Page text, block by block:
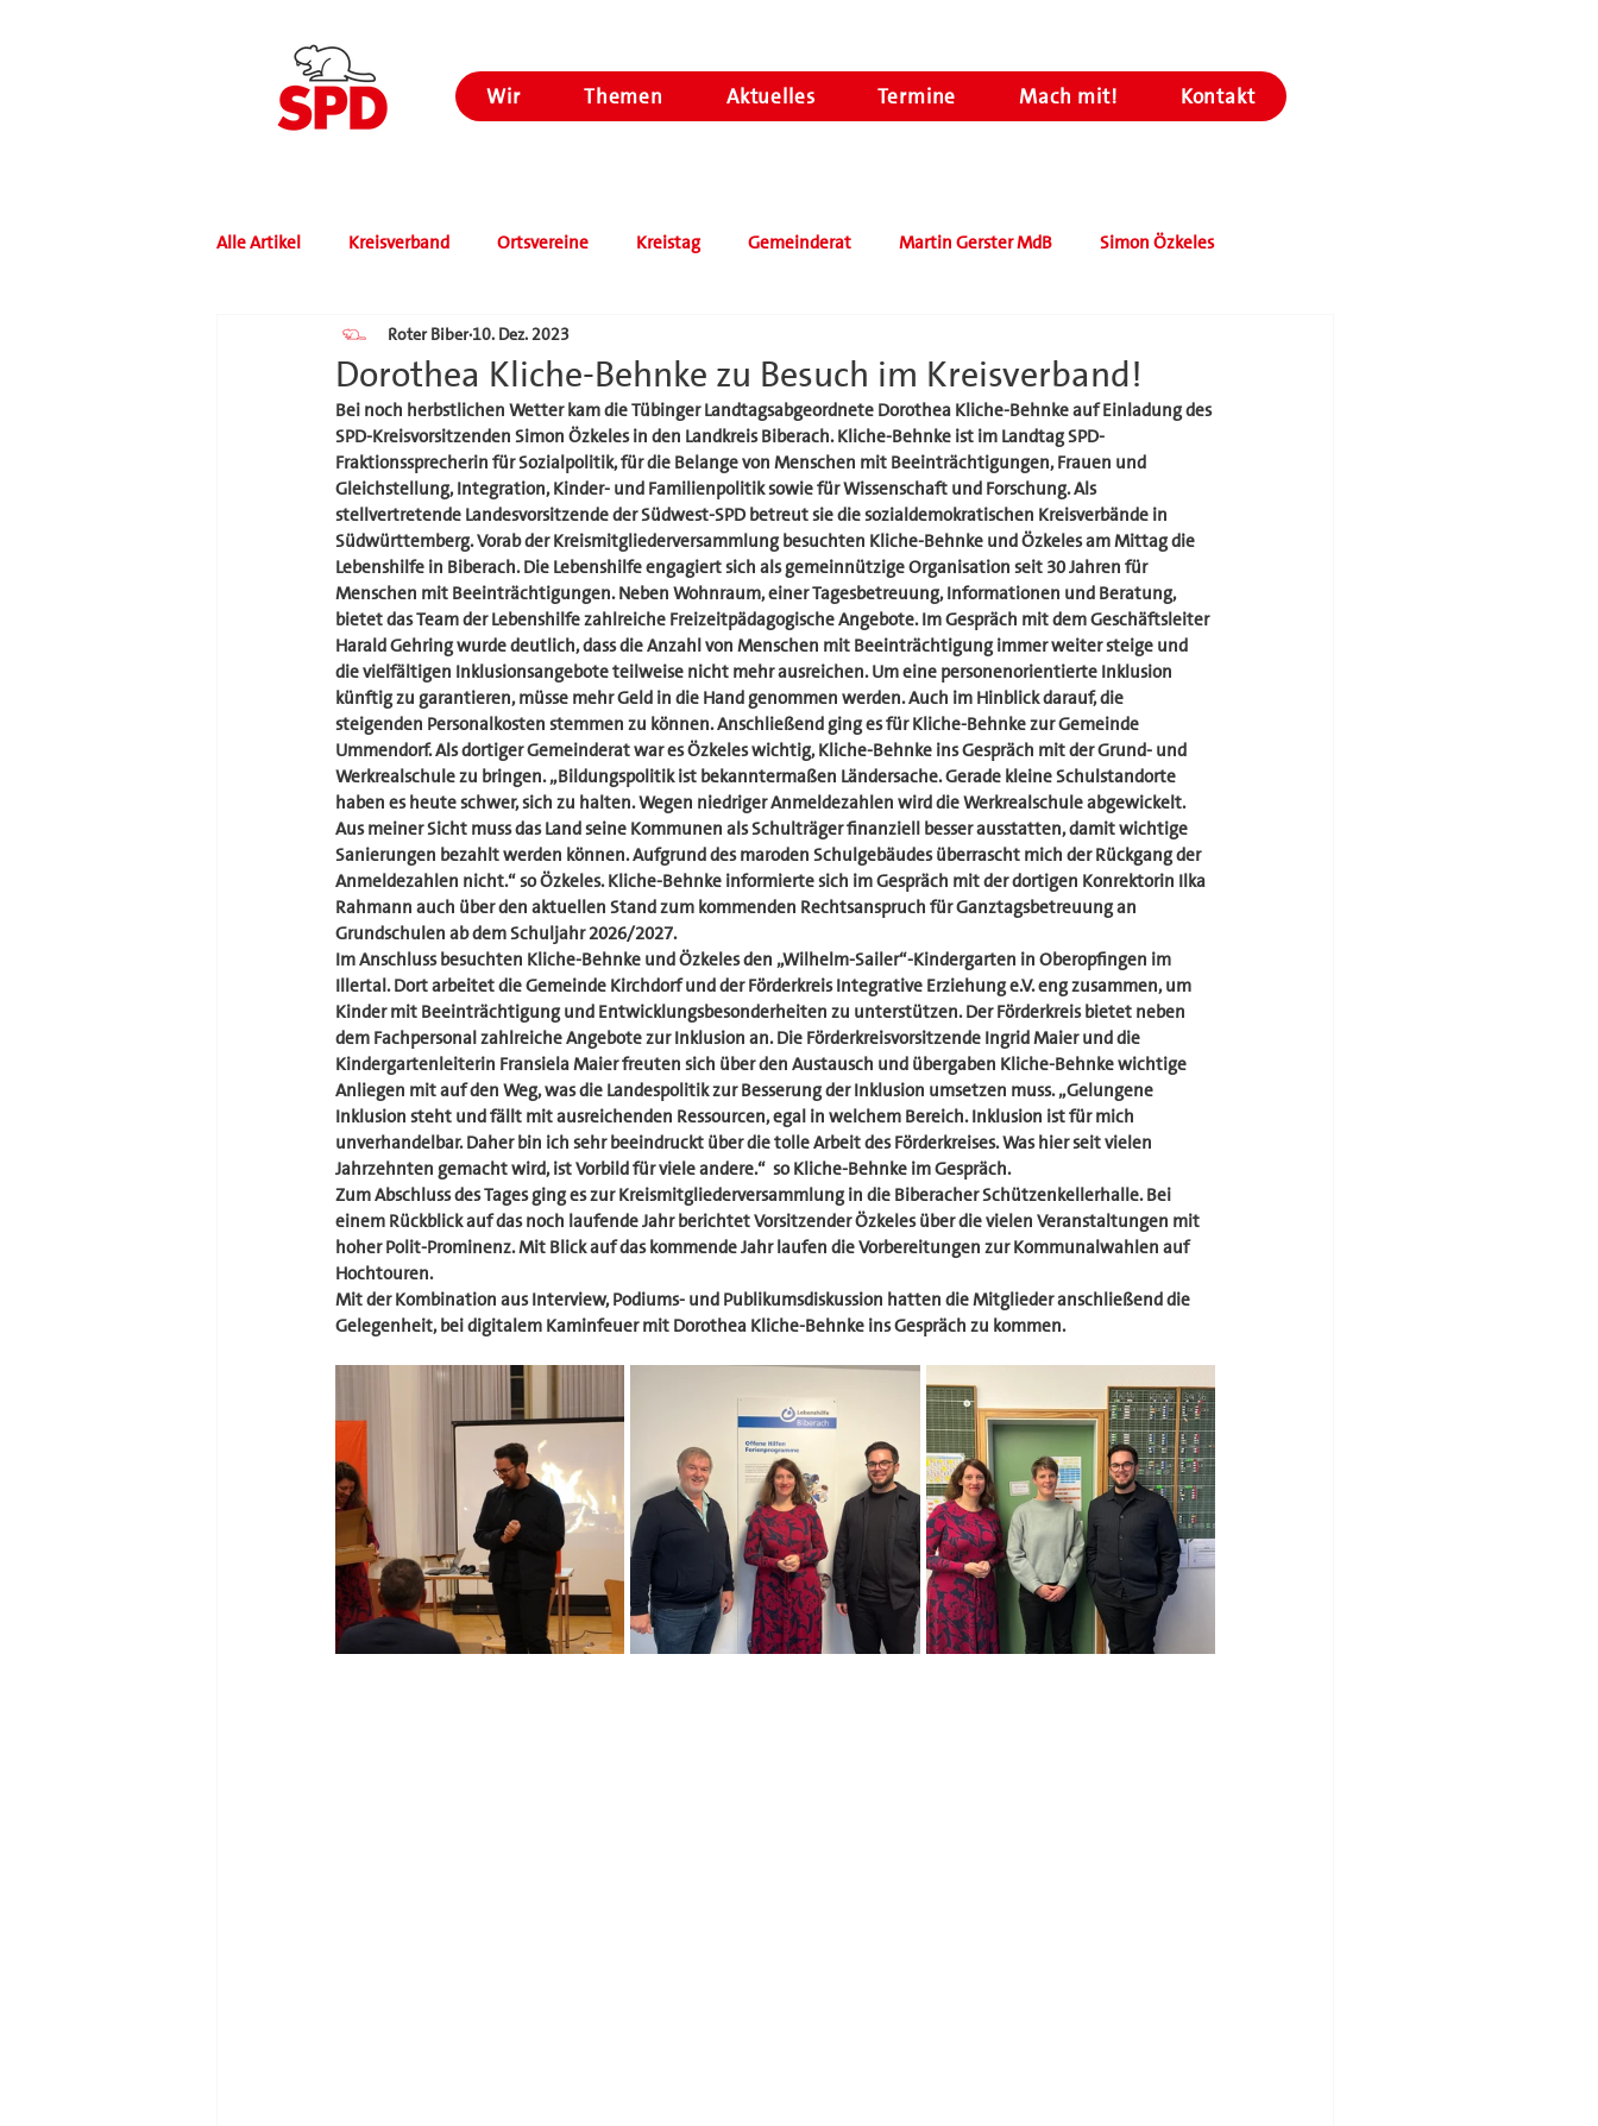
Wir Themen Aktuelles Termine Mach mit! Kontakt
Alle Artikel Kreisverband Ortsvereine Kreistag Gemeinderat Martin Gerster MdB Simon Özkeles
Dorothea Kliche-Behnke zu Besuch im Kreisverband!
Roter Biber 10. Dez. 2023
Bei noch herbstlichen Wetter kam die Tübinger Landtagsabgeordnete Dorothea Kliche-Behnke auf Einladung des
SPD-Kreisvorsitzenden Simon Özkeles in den Landkreis Biberach. Kliche-Behnke ist im Landtag SPD-
Fraktionssprecherin für Sozialpolitik, für die Belange von Menschen mit Beeinträchtigungen, Frauen und
Gleichstellung, Integration, Kinder- und Familienpolitik sowie für Wissenschaft und Forschung. Als
stellvertretende Landesvorsitzende der Südwest-SPD betreut sie die sozialdemokratischen Kreisverbände in
Südwürttemberg. Vorab der Kreismitgliederversammlung besuchten Kliche-Behnke und Özkeles am Mittag die
Lebenshilfe in Biberach. Die Lebenshilfe engagiert sich als gemeinnützige Organisation seit 30 Jahren für
Menschen mit Beeinträchtigungen. Neben Wohnraum, einer Tagesbetreuung, Informationen und Beratung,
bietet das Team der Lebenshilfe zahlreiche Freizeitpädagogische Angebote. Im Gespräch mit dem Geschäftsleiter
Harald Gehring wurde deutlich, dass die Anzahl von Menschen mit Beeinträchtigung immer weiter steige und
die vielfältigen Inklusionsangebote teilweise nicht mehr ausreichen. Um eine personenorientierte Inklusion
künftig zu garantieren, müsse mehr Geld in die Hand genommen werden. Auch im Hinblick darauf, die
steigenden Personalkosten stemmen zu können. Anschließend ging es für Kliche-Behnke zur Gemeinde
Ummendorf. Als dortiger Gemeinderat war es Özkeles wichtig, Kliche-Behnke ins Gespräch mit der Grund- und
Werkrealschule zu bringen. „Bildungspolitik ist bekanntermaßen Ländersache. Gerade kleine Schulstandorte
haben es heute schwer, sich zu halten. Wegen niedriger Anmeldezahlen wird die Werkrealschule abgewickelt.
Aus meiner Sicht muss das Land seine Kommunen als Schulträger finanziell besser ausstatten, damit wichtige
Sanierungen bezahlt werden können. Aufgrund des maroden Schulgebäudes überrascht mich der Rückgang der
Anmeldezahlen nicht.“ so Özkeles. Kliche-Behnke informierte sich im Gespräch mit der dortigen Konrektorin Ilka
Rahmann auch über den aktuellen Stand zum kommenden Rechtsanspruch für Ganztagsbetreuung an
Grundschulen ab dem Schuljahr 2026/2027.
Im Anschluss besuchten Kliche-Behnke und Özkeles den „Wilhelm-Sailer“-Kindergarten in Oberopfingen im
Illertal. Dort arbeitet die Gemeinde Kirchdorf und der Förderkreis Integrative Erziehung e.V. eng zusammen, um
Kinder mit Beeinträchtigung und Entwicklungsbesonderheiten zu unterstützen. Der Förderkreis bietet neben
dem Fachpersonal zahlreiche Angebote zur Inklusion an. Die Förderkreisvorsitzende Ingrid Maier und die
Kindergartenleiterin Fransiela Maier freuten sich über den Austausch und übergaben Kliche-Behnke wichtige
Anliegen mit auf den Weg, was die Landespolitik zur Besserung der Inklusion umsetzen muss. „Gelungene
Inklusion steht und fällt mit ausreichenden Ressourcen, egal in welchem Bereich. Inklusion ist für mich
unverhandelbar. Daher bin ich sehr beeindruckt über die tolle Arbeit des Förderkreises. Was hier seit vielen
Jahrzehnten gemacht wird, ist Vorbild für viele andere.“  so Kliche-Behnke im Gespräch.
Zum Abschluss des Tages ging es zur Kreismitgliederversammlung in die Biberacher Schützenkellerhalle. Bei
einem Rückblick auf das noch laufende Jahr berichtet Vorsitzender Özkeles über die vielen Veranstaltungen mit
hoher Polit-Prominenz. Mit Blick auf das kommende Jahr laufen die Vorbereitungen zur Kommunalwahlen auf
Hochtouren.
Mit der Kombination aus Interview, Podiums- und Publikumsdiskussion hatten die Mitglieder anschließend die
Gelegenheit, bei digitalem Kaminfeuer mit Dorothea Kliche-Behnke ins Gespräch zu kommen.